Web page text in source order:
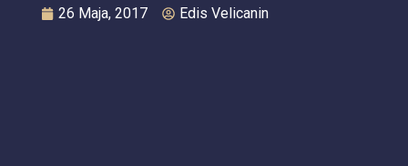
26 Maja, 2017 Edis Velicanin